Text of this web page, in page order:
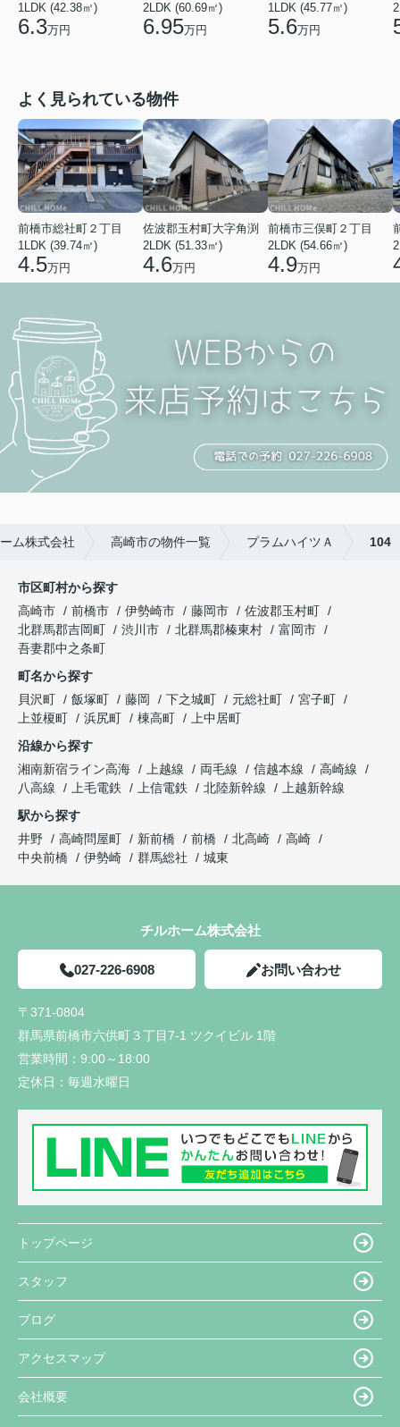
1LDK (42.38㎡)
6.3万円
2LDK (60.69㎡)
6.95万円
1LDK (45.77㎡)
5.6万円
よく見られている物件
前橋市総社町２丁目
1LDK (39.74㎡)
4.5万円
佐波郡玉村町大字角渕
2LDK (51.33㎡)
4.6万円
前橋市三俣町２丁目
2LDK (54.66㎡)
4.9万円
ム株式会社 高崎市の物件一覧 プラムハイツＡ 104
市区町村から探す
高崎市
前橋市 伊勢崎市 藤岡市
佐波郡玉村町
北群馬郡吉岡町
渋川市 北群馬郡榛東村
富岡市
吾妻郡中之条町
町名から探す
貝沢町
飯塚町 藤岡 下之城町 元総社町
宮子町
上並榎町
浜尻町 棟高町
上中居町
沿線から探す
湘南新宿ライン高海
上越線 両毛線 信越本線
高崎線
八高線
上毛電鉄 上信電鉄 北陸新幹線
上越新幹線
駅から探す
井野
高崎問屋町 新前橋 前橋 北高崎
高崎
中央前橋
伊勢崎 群馬総社 城東
チルホーム株式会社
027-226-6908 お問い合わせ
〒371-0804
群馬県前橋市六供町３丁目7-1 ツクイビル 1階
営業時間： 9:00～18:00
定休日： 毎週水曜日
トップページ
スタッフ
ブログ
アクセスマップ
会社概要